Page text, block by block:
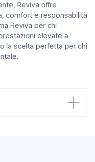
Reviva offre
comfort e responsabilità
Reviva per chi
elevate a
la scelta perfetta per chi